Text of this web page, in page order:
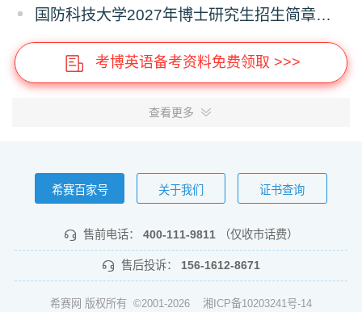
国防科技大学2027年博士研究生招生简章（预发版）
考博英语备考资料免费领取 >>>
查看更多
希赛百家号 关于我们 证书查询
售前电话： 400-111-9811 （仅收市话费）
售后投诉： 156-1612-8671
希赛网 版权所有 ©2001-2026 湘ICP备10203241号-14